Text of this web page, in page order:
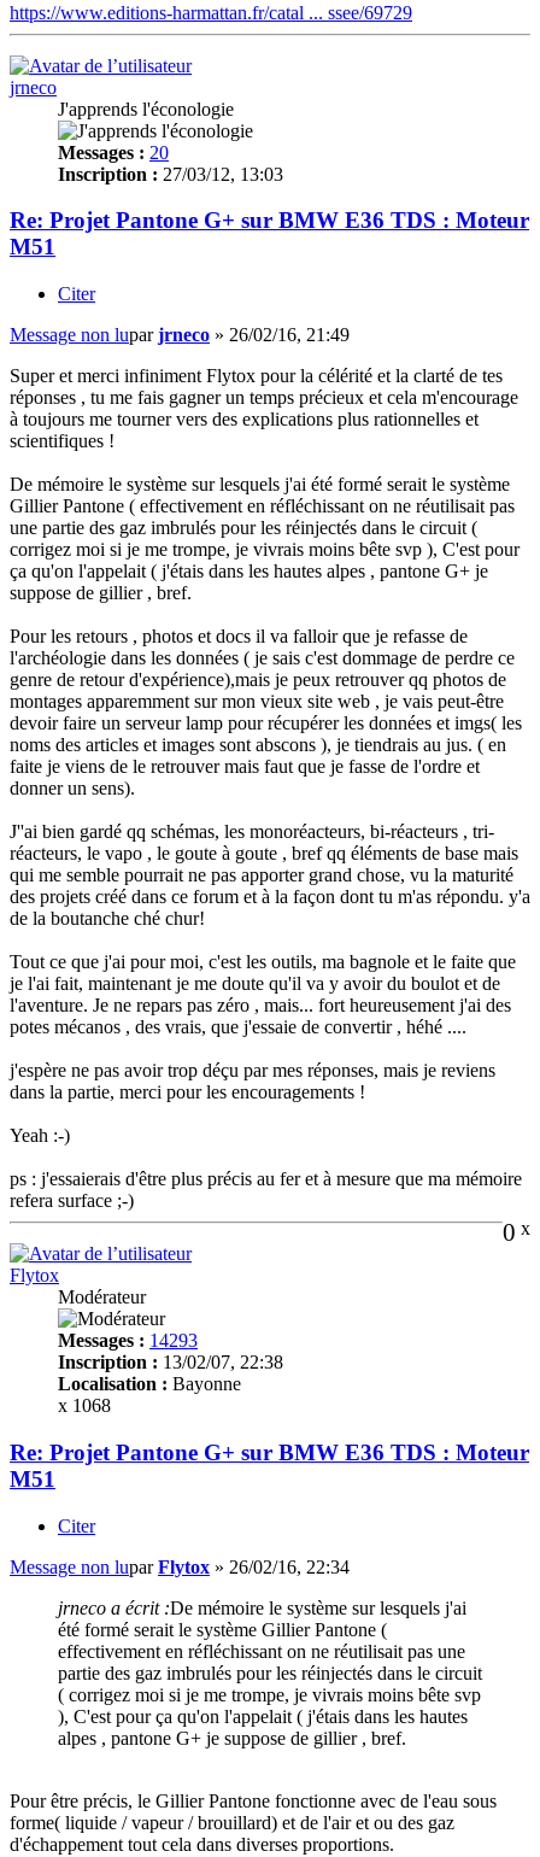
https://www.editions-harmattan.fr/catal ... ssee/69729
jrneco
J'apprends l'éconologie
Messages : 20
Inscription : 27/03/12, 13:03
Re: Projet Pantone G+ sur BMW E36 TDS : Moteur
M51
Citer
Message non luparjrneco » 26/02/16, 21:49
Super et merci infiniment Flytox pour la célérité et la clarté de tes
réponses , tu me fais gagner un temps précieux et cela m'encourage
à toujours me tourner vers des explications plus rationnelles et
scientifiques !
De mémoire le système sur lesquels j'ai été formé serait le système
Gillier Pantone ( effectivement en réfléchissant on ne réutilisait pas
une partie des gaz imbrulés pour les réinjectés dans le circuit (
corrigez moi si je me trompe, je vivrais moins bête svp ), C'est pour
ça qu'on l'appelait ( j'étais dans les hautes alpes , pantone G+ je
suppose de gillier , bref.
Pour les retours , photos et docs il va falloir que je refasse de
l'archéologie dans les données ( je sais c'est dommage de perdre ce
genre de retour d'expérience),mais je peux retrouver qq photos de
montages apparemment sur mon vieux site web , je vais peut-être
devoir faire un serveur lamp pour récupérer les données et imgs( les
noms des articles et images sont abscons ), je tiendrais au jus. ( en
faite je viens de le retrouver mais faut que je fasse de l'ordre et
donner un sens).
J''ai bien gardé qq schémas, les monoréacteurs, bi-réacteurs , tri-
réacteurs, le vapo , le goute à goute , bref qq éléments de base mais
qui me semble pourrait ne pas apporter grand chose, vu la maturité
des projets créé dans ce forum et à la façon dont tu m'as répondu. y'a
de la boutanche ché chur!
Tout ce que j'ai pour moi, c'est les outils, ma bagnole et le faite que
je l'ai fait, maintenant je me doute qu'il va y avoir du boulot et de
l'aventure. Je ne repars pas zéro , mais... fort heureusement j'ai des
potes mécanos , des vrais, que j'essaie de convertir , héhé ....
j'espère ne pas avoir trop déçu par mes réponses, mais je reviens
dans la partie, merci pour les encouragements !
Yeah :-)
ps : j'essaierais d'être plus précis au fer et à mesure que ma mémoire
refera surface ;-)
0 x
Flytox
Modérateur
Messages : 14293
Inscription : 13/02/07, 22:38
Localisation : Bayonne
x 1068
Re: Projet Pantone G+ sur BMW E36 TDS : Moteur
M51
Citer
Message non luparFlytox » 26/02/16, 22:34
jrneco a écrit :De mémoire le système sur lesquels j'ai
été formé serait le système Gillier Pantone (
effectivement en réfléchissant on ne réutilisait pas une
partie des gaz imbrulés pour les réinjectés dans le circuit
( corrigez moi si je me trompe, je vivrais moins bête svp
), C'est pour ça qu'on l'appelait ( j'étais dans les hautes
alpes , pantone G+ je suppose de gillier , bref.
Pour être précis, le Gillier Pantone fonctionne avec de l'eau sous
forme( liquide / vapeur / brouillard) et de l'air et ou des gaz
d'échappement tout cela dans diverses proportions.